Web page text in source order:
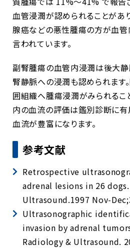
血管浸潤が認められることがあ
腺癌などの悪性腫瘍の方が血
言われています。
副腎腫瘍の血管内浸潤は後大静
腎静脈への浸潤も認められます
囲組織へ腫瘍浸潤がみられるこ
内の血流の評価は鑑別診断に有
血流が豊富になります。
参考文献
Retrospective
adrenal lesions in 26
Ultrasound.1997 Nov-
Ultrasonographic
invasion by adrenal
Radiology & Ultrasound.